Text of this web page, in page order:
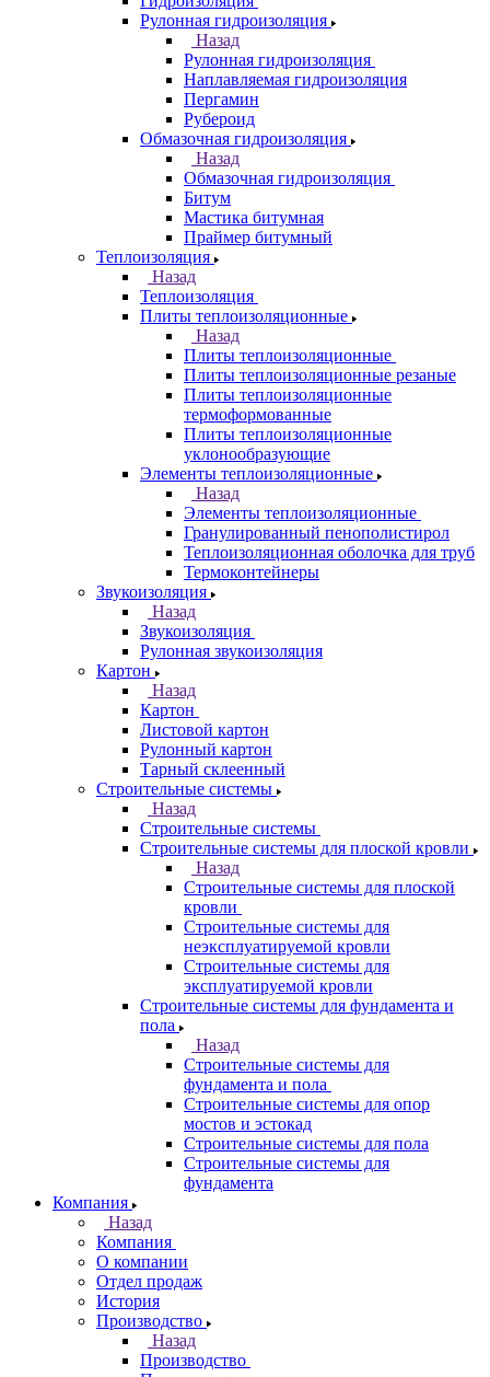
Рулонная гидроизоляция
Назад
Рулонная гидроизоляция
Наплавляемая гидроизоляция
Пергамин
Рубероид
Обмазочная гидроизоляция
Назад
Обмазочная гидроизоляция
Битум
Мастика битумная
Праймер битумный
Теплоизоляция
Назад
Теплоизоляция
Плиты теплоизоляционные
Назад
Плиты теплоизоляционные
Плиты теплоизоляционные резаные
Плиты теплоизоляционные
термоформованные
Плиты теплоизоляционные
уклонообразующие
Элементы теплоизоляционные
Назад
Элементы теплоизоляционные
Гранулированный пенополистирол
Теплоизоляционная оболочка для труб
Термоконтейнеры
Звукоизоляция
Назад
Звукоизоляция
Рулонная звукоизоляция
Картон
Назад
Картон
Листовой картон
Рулонный картон
Тарный склеенный
Строительные системы
Назад
Строительные системы
Строительные системы для плоской кровли
Назад
Строительные системы для плоской
кровли
Строительные системы для
неэксплуатируемой кровли
Строительные системы для
эксплуатируемой кровли
Строительные системы для фундамента и
пола
Назад
Строительные системы для
фундамента и пола
Строительные системы для опор
мостов и эстокад
Строительные системы для пола
Строительные системы для
фундамента
Компания
Назад
Компания
О компании
Отдел продаж
История
Производство
Назад
Производство